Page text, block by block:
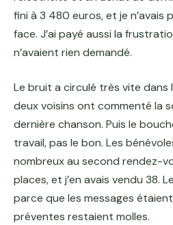
fini à 3 480 euros, et je n’avais
face. J’ai payé aussi la
n’avaient rien demandé.
Le bruit a circulé très vite dans
deux voisins ont commenté la
dernière chanson. Puis le
travail, pas le bon. Les
nombreux au second rendez-
places, et j’en avais vendu 38.
parce que les messages
préventes restaient molles.